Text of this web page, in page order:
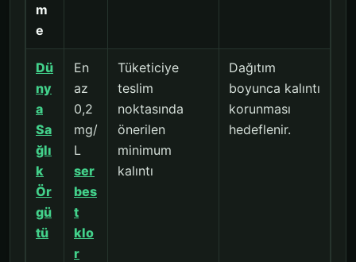
m
e
Dü
ny
a
Sa
ğlı
k
Ör
gü
tü
En
az
0,2
mg/
L
ser
bes
t
klo
r
Tüketiciye
teslim
noktasında
önerilen
minimum
kalıntı
Dağıtım
boyunca kalıntı
korunması
hedeflenir.